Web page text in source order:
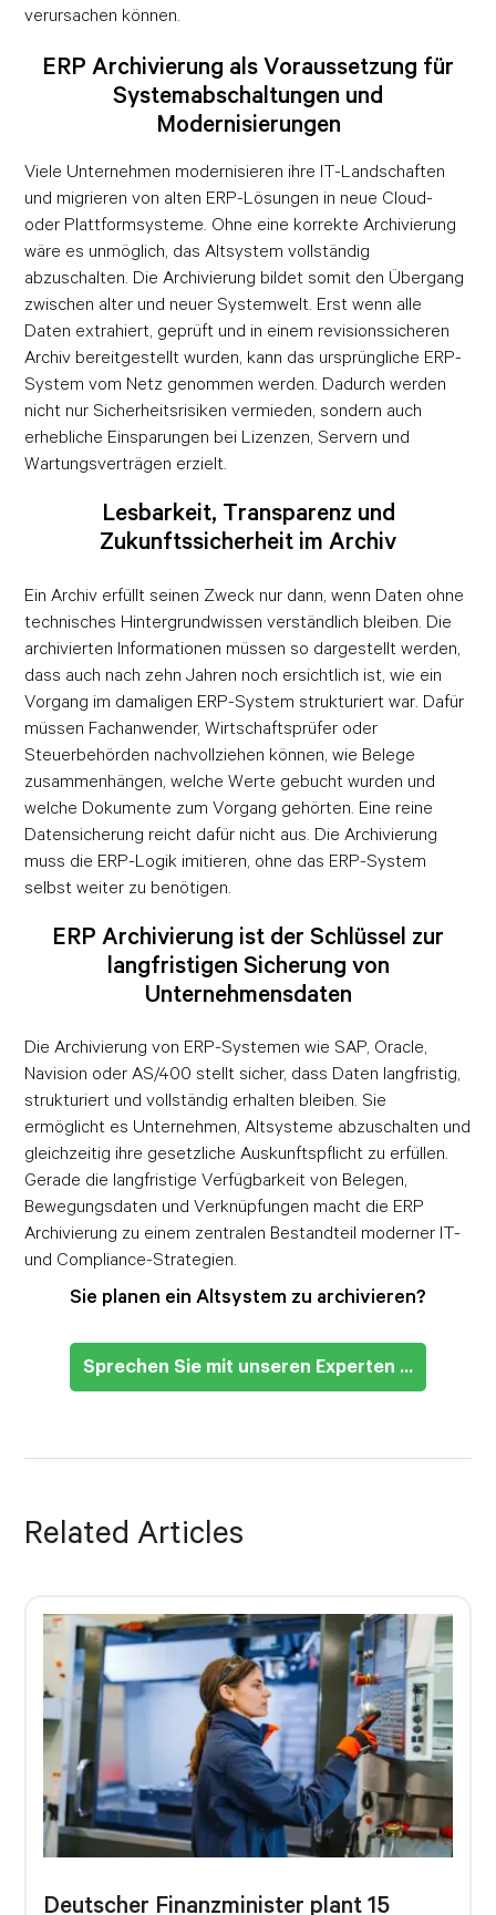
verursachen können.
ERP Archivierung als Voraussetzung für
Systemabschaltungen und
Modernisierungen
Viele Unternehmen modernisieren ihre IT-Landschaften
und migrieren von alten ERP-Lösungen in neue Cloud-
oder Plattformsysteme. Ohne eine korrekte Archivierung
wäre es unmöglich, das Altsystem vollständig
abzuschalten. Die Archivierung bildet somit den Übergang
zwischen alter und neuer Systemwelt. Erst wenn alle
Daten extrahiert, geprüft und in einem revisionssicheren
Archiv bereitgestellt wurden, kann das ursprüngliche ERP-
System vom Netz genommen werden. Dadurch werden
nicht nur Sicherheitsrisiken vermieden, sondern auch
erhebliche Einsparungen bei Lizenzen, Servern und
Wartungsverträgen erzielt.
Lesbarkeit, Transparenz und
Zukunftssicherheit im Archiv
Ein Archiv erfüllt seinen Zweck nur dann, wenn Daten ohne
technisches Hintergrundwissen verständlich bleiben. Die
archivierten Informationen müssen so dargestellt werden,
dass auch nach zehn Jahren noch ersichtlich ist, wie ein
Vorgang im damaligen ERP-System strukturiert war. Dafür
müssen Fachanwender, Wirtschaftsprüfer oder
Steuerbehörden nachvollziehen können, wie Belege
zusammenhängen, welche Werte gebucht wurden und
welche Dokumente zum Vorgang gehörten. Eine reine
Datensicherung reicht dafür nicht aus. Die Archivierung
muss die ERP-Logik imitieren, ohne das ERP-System
selbst weiter zu benötigen.
ERP Archivierung ist der Schlüssel zur
langfristigen Sicherung von
Unternehmensdaten
Die Archivierung von ERP-Systemen wie SAP, Oracle,
Navision oder AS/400 stellt sicher, dass Daten langfristig,
strukturiert und vollständig erhalten bleiben. Sie
ermöglicht es Unternehmen, Altsysteme abzuschalten und
gleichzeitig ihre gesetzliche Auskunftspflicht zu erfüllen.
Gerade die langfristige Verfügbarkeit von Belegen,
Bewegungsdaten und Verknüpfungen macht die ERP
Archivierung zu einem zentralen Bestandteil moderner IT-
und Compliance-Strategien.
Sie planen ein Altsystem zu archivieren?
Sprechen Sie mit unseren Experten ...
Related Articles
Deutscher Finanzminister plant 15